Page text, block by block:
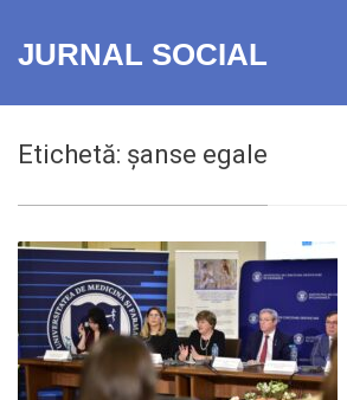
JURNAL SOCIAL
Etichetă: șanse egale